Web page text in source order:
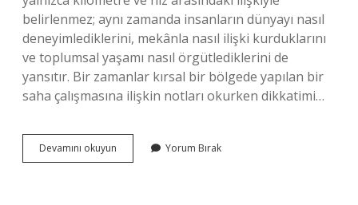
belirlenmez; aynı zamanda insanların dünyayı nasıl
deneyimlediklerini, mekânla nasıl ilişki kurduklarını
ve toplumsal yaşamı nasıl örgütlediklerini de
yansıtır. Bir zamanlar kırsal bir bölgede yapılan bir
saha çalışmasına ilişkin notları okurken dikkatimi…
Devamını okuyun
km
Yorum Bırak